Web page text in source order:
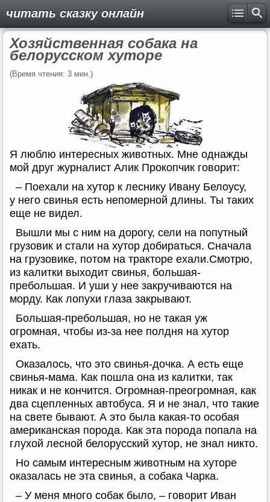
читать сказку онлайн
Хозяйственная собака на
белорусском хуторе
(Время чтения: 3 мин.)
Я люблю интересных животных. Мне однажды
мой друг журналист Алик Прокопчик говорит:
– Поехали на хутор к леснику Ивану Белоусу,
у него свинья есть непомерной длины. Ты таких
еще не видел.
Вышли мы с ним на дорогу, сели на попутный
грузовик и стали на хутор добираться. Сначала
на грузовике, потом на тракторе ехали.Смотрю,
из калитки выходит свинья, большая-
пребольшая. И уши у нее закручиваются на
морду. Как лопухи глаза закрывают.
Большая-пребольшая, но не такая уж
огромная, чтобы из-за нее полдня на хутор
ехать.
Оказалось, что это свинья-дочка. А есть еще
свинья-мама. Как пошла она из калитки, так
никак и не кончится. Огромная-преогромная, как
два сцепленных автобуса. Я и не знал, что такие
на свете бывают. А это была какая-то особая
американская порода. Как эта порода попала на
глухой лесной белорусский хутор, не знал никто.
Но самым интересным животным на хуторе
оказалась не эта свинья, а собака Чарка.
– У меня много собак было, – говорит Иван